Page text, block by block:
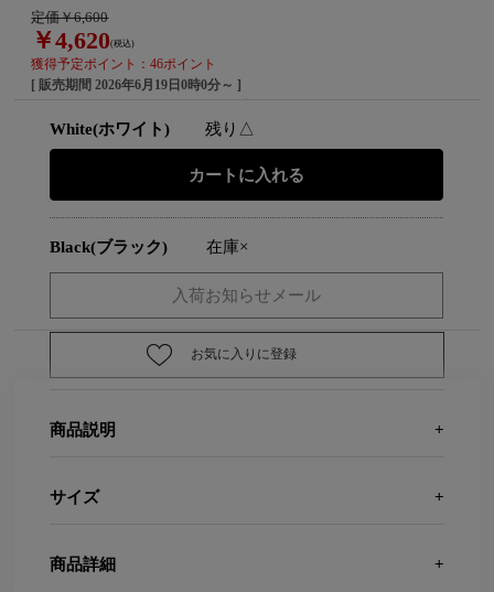
定価￥6,600
￥4,620(税込)
獲得予定ポイント：46ポイント
[ 販売期間2026年6月19日0時0分～ ]
White(ホワイト) 残り△
Black(ブラック) 在庫×
お気に入りに登録
商品説明
サイズ
商品詳細